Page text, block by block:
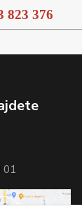
823 376
01